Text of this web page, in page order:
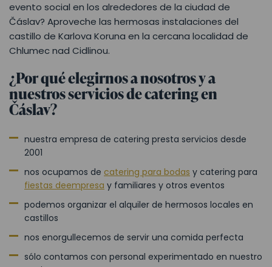
evento social en los alrededores de la ciudad de
Čáslav? Aproveche las hermosas instalaciones del
castillo de Karlova Koruna en la cercana localidad de
Chlumec nad Cidlinou.
¿Por qué elegirnos a nosotros y a
nuestros servicios de catering en
Čáslav?
nuestra empresa de catering presta servicios desde
2001
nos ocupamos de catering para bodas y catering para
fiestas deempresa y familiares y otros eventos
podemos organizar el alquiler de hermosos locales en
castillos
nos enorgullecemos de servir una comida perfecta
sólo contamos con personal experimentado en nuestro